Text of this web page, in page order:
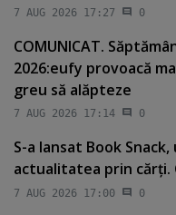
7 AUG 2026 17:27 0
COMUNICAT.
2026:eufy provoacă
greu să alăpteze
7 AUG 2026 17:14 0
S-a lansat Book
actualitatea prin cărţi.
7 AUG 2026 17:00 0